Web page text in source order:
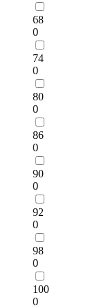
68
0
74
0
80
0
86
0
90
0
92
0
98
0
100
0